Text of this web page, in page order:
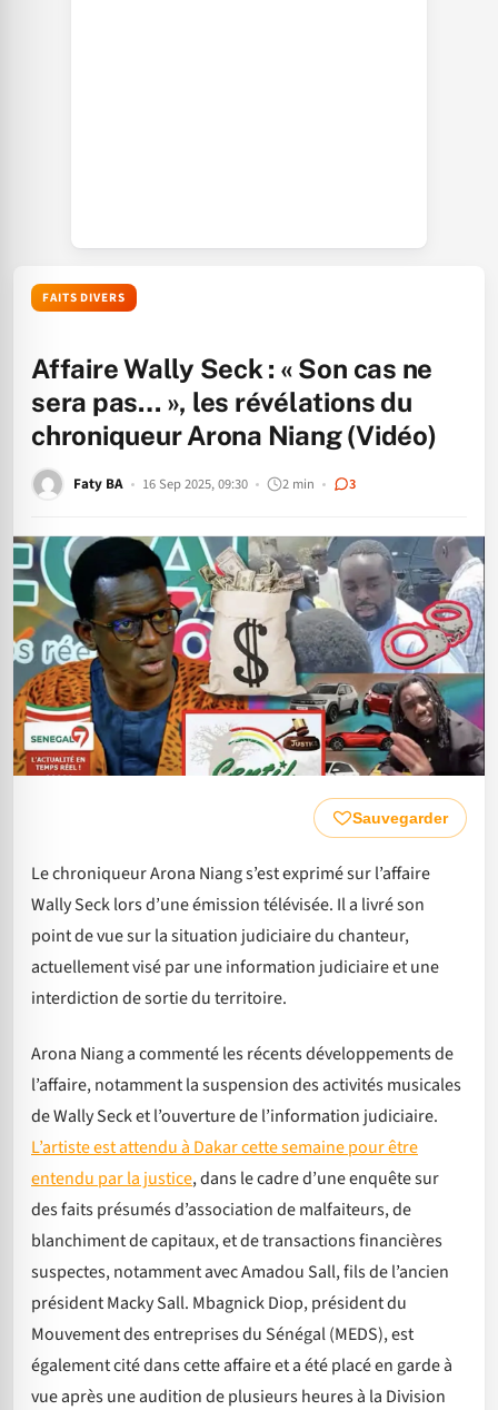
FAITS DIVERS
Affaire Wally Seck : « Son cas ne
sera pas… », les révélations du
chroniqueur Arona Niang (Vidéo)
Faty BA 16 Sep 2025, 09:30 2 min 3
Sauvegarder
Le chroniqueur Arona Niang s’est exprimé sur l’affaire
Wally Seck lors d’une émission télévisée. Il a livré son
point de vue sur la situation judiciaire du chanteur,
actuellement visé par une information judiciaire et une
interdiction de sortie du territoire.
Arona Niang a commenté les récents développements de
l’affaire, notamment la suspension des activités musicales
de Wally Seck et l’ouverture de l’information judiciaire.
L’artiste est attendu à Dakar cette semaine pour être
entendu par la justice, dans le cadre d’une enquête sur
des faits présumés d’association de malfaiteurs, de
blanchiment de capitaux, et de transactions financières
suspectes, notamment avec Amadou Sall, fils de l’ancien
président Macky Sall. Mbagnick Diop, président du
Mouvement des entreprises du Sénégal (MEDS), est
également cité dans cette affaire et a été placé en garde à
vue après une audition de plusieurs heures à la Division